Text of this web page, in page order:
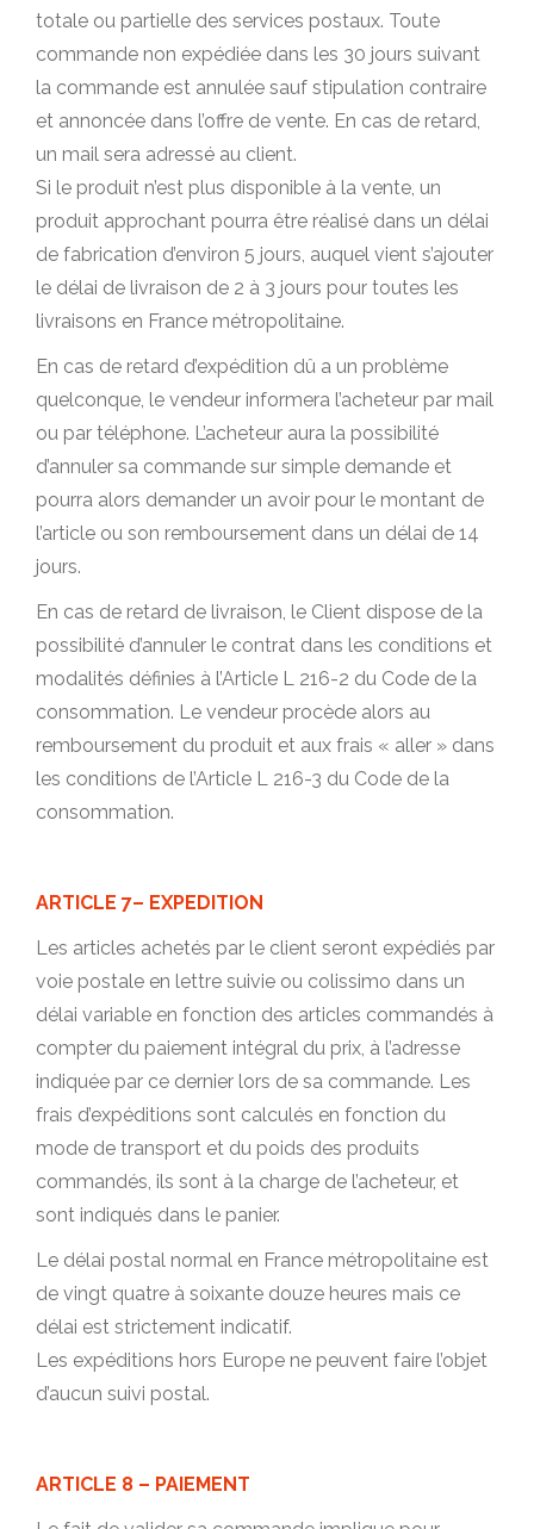
totale ou partielle des services postaux. Toute
commande non expédiée dans les 30 jours suivant
la commande est annulée sauf stipulation contraire
et annoncée dans l’offre de vente. En cas de retard,
un mail sera adressé au client.
Si le produit n’est plus disponible à la vente, un
produit approchant pourra être réalisé dans un délai
de fabrication d’environ 5 jours, auquel vient s’ajouter
le délai de livraison de 2 à 3 jours pour toutes les
livraisons en France métropolitaine.
En cas de retard d’expédition dû a un problème
quelconque, le vendeur informera l’acheteur par mail
ou par téléphone. L’acheteur aura la possibilité
d’annuler sa commande sur simple demande et
pourra alors demander un avoir pour le montant de
l’article ou son remboursement dans un délai de 14
jours.
En cas de retard de livraison, le Client dispose de la
possibilité d’annuler le contrat dans les conditions et
modalités définies à l’Article L 216-2 du Code de la
consommation. Le vendeur procède alors au
remboursement du produit et aux frais « aller » dans
les conditions de l’Article L 216-3 du Code de la
consommation.
ARTICLE 7– EXPEDITION
Les articles achetés par le client seront expédiés par
voie postale en lettre suivie ou colissimo dans un
délai variable en fonction des articles commandés à
compter du paiement intégral du prix, à l’adresse
indiquée par ce dernier lors de sa commande. Les
frais d’expéditions sont calculés en fonction du
mode de transport et du poids des produits
commandés, ils sont à la charge de l’acheteur, et
sont indiqués dans le panier.
Le délai postal normal en France métropolitaine est
de vingt quatre à soixante douze heures mais ce
délai est strictement indicatif.
Les expéditions hors Europe ne peuvent faire l’objet
d’aucun suivi postal.
ARTICLE 8 – PAIEMENT